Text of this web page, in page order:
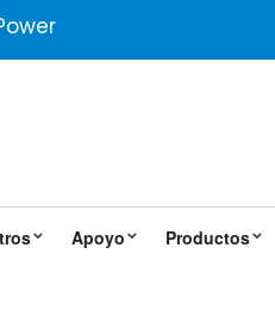
Apoyo Productos